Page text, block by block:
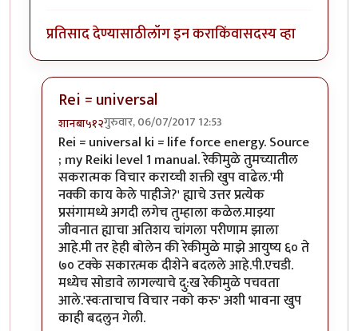
प्रतिसाद देण्यासाठीलॉग इन कराकिंवासदस्य व्हा
Rei = universal
शानबा५१२गुरुवार, 06/07/2017 12:53
In reply toरेकी म्हणजे काय? मला ह्याbyयशोधरा
Rei = universal ki = life force energy. Source
; my Reiki level 1 manual. रेकीमुळे तुमच्यातील
सकरात्मक विचार कराय्ची शक्ती खुप वाढेल.'मी
नक्की काय केले पाहीजे?' ह्याचे उत्तर प्रत्येक
प्रसंगामध्ये अगदी लगेच तुम्हाला कळेल.माझ्या
जीवनात ह्याचा अतिशय चांगला परीणाम झाला
आहे.मी तर हेही बोलेन की रेकीमुळे माझे आयुष्य ६० ते
७० टक्के सकारत्मक दीशेने बदलले आहे.पी.एचडी.
मध्येच सोडावे लागल्याचे दु:ख रेकीमुळे पचवता
आले.'स्वःताचाच विचार नको करु' अशी भावना खुप
काही बदलुन गेली.